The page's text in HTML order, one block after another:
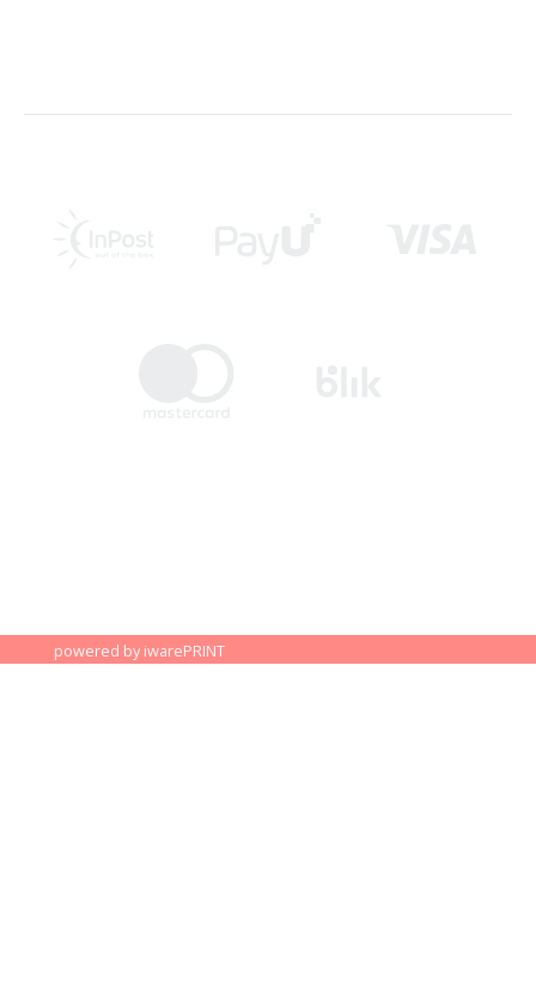
powered by iwarePRINT